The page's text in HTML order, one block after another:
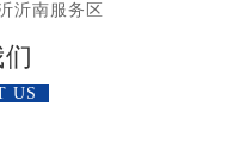
沂南服务区
US